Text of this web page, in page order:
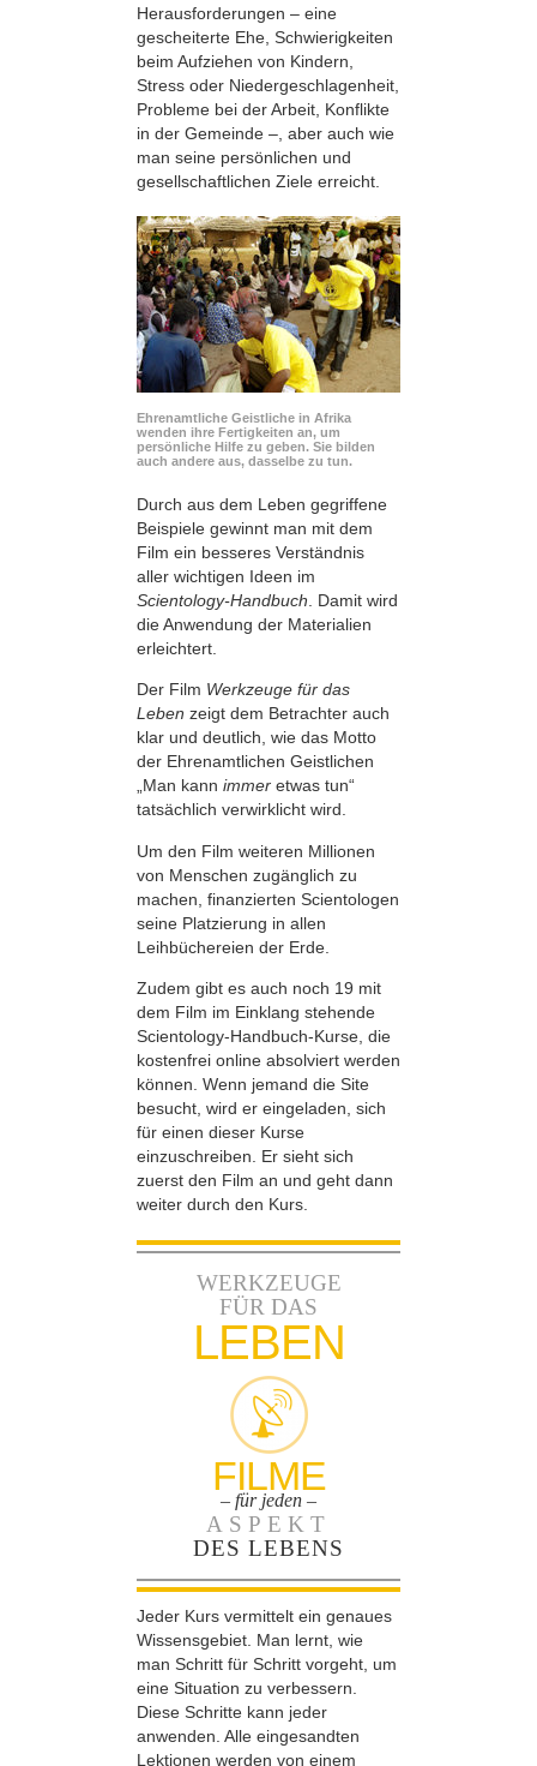
Herausforderungen – eine
gescheiterte Ehe, Schwierigkeiten
beim Aufziehen von Kindern,
Stress oder Niedergeschlagenheit,
Probleme bei der Arbeit, Konflikte
in der Gemeinde –, aber auch wie
man seine persönlichen und
gesellschaftlichen Ziele erreicht.
Ehrenamtliche Geistliche in Afrika
wenden ihre Fertigkeiten an, um
persönliche Hilfe zu geben. Sie bilden
auch andere aus, dasselbe zu tun.
Durch aus dem Leben gegriffene
Beispiele gewinnt man mit dem
Film ein besseres Verständnis
aller wichtigen Ideen im
Scientology-Handbuch . Damit wird
die Anwendung der Materialien
erleichtert.
Der Film Werkzeuge für das
Leben zeigt dem Betrachter auch
klar und deutlich, wie das Motto
der Ehrenamtlichen Geistlichen
„Man kann immer etwas tun“
tatsächlich verwirklicht wird.
Um den Film weiteren Millionen
von Menschen zugänglich zu
machen, finanzierten Scientologen
seine Platzierung in allen
Leihbüchereien der Erde.
Zudem gibt es auch noch 19 mit
dem Film im Einklang stehende
Scientology-Handbuch-Kurse, die
kostenfrei online absolviert werden
können. Wenn jemand die Site
besucht, wird er eingeladen, sich
für einen dieser Kurse
einzuschreiben. Er sieht sich
zuerst den Film an und geht dann
weiter durch den Kurs.
WERKZEUGE
FÜR DAS
LEBEN
FILME
– für jeden –
ASPEKT
DES LEBENS
Jeder Kurs vermittelt ein genaues
Wissensgebiet. Man lernt, wie
man Schritt für Schritt vorgeht, um
eine Situation zu verbessern.
Diese Schritte kann jeder
anwenden. Alle eingesandten
Lektionen werden von einem